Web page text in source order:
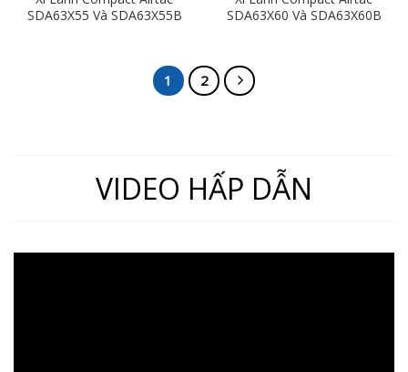
SDA63X55 Và SDA63X55B
SDA63X60 Và SDA63X60B
1 2
VIDEO HẤP DẪN